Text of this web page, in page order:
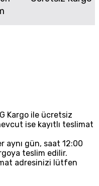
Kargo ile ücretsiz
ise kayıtlı teslimat
aynı gün, saat 12:00
teslim edilir.
adresinizi lütfen